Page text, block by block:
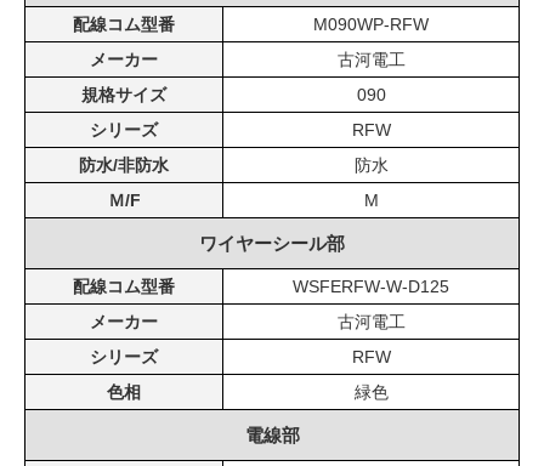
配線コム型番
M090WP-RFW
メーカー
古河電工
規格サイズ
090
シリーズ
RFW
防水/非防水
防水
Ｍ/F
M
ワイヤーシール部
配線コム型番
WSFERFW-W-D125
メーカー
古河電工
シリーズ
RFW
色相
緑色
電線部